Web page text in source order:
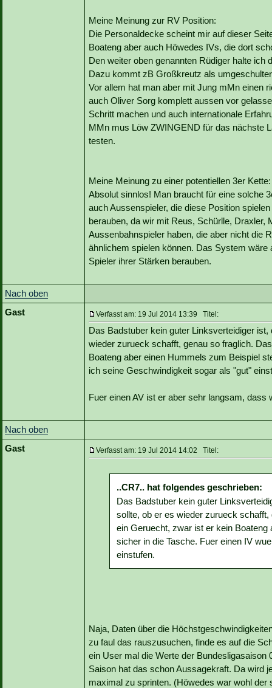
Meine Meinung zur RV Position:
Die Personaldecke scheint mir auf dieser
Boateng aber auch Höwedes IVs, die dort
Den weiter oben genannten Rüdiger halte ich
Dazu kommt zB Großkreutz als
Vor allem hat man aber mit Jung mMn einen
auch Oliver Sorg komplett aussen vor
Schritt machen und auch internationale
MMn mus Löw ZWINGEND für das nächste
testen.
Meine Meinung zu einer potentiellen 3er Kette:
Absolut sinnlos! Man braucht für eine solche
auch Aussenspieler, die diese Position
berauben, da wir mit Reus, Schürlle, Draxler,
Aussenbahnspieler haben, die aber nicht die
ähnlichem spielen können. Das System
Spieler ihrer Stärken berauben.
Nach oben
Gast
Verfasst am: 19 Jul 2014 13:39 Titel:
Das Badstuber kein guter Linksverteidiger
wieder zurueck schafft, genau so fraglich.
Boateng aber einen Hummels zum Beispiel
ich seine Geschwindigkeit sogar als "gut"
Fuer einen AV ist er aber sehr langsam, dass
Nach oben
Gast
Verfasst am: 19 Jul 2014 14:02 Titel:
..CR7.. hat folgendes geschrieben:
Das Badstuber kein guter
sollte, ob er es wieder zurueck
ein Geruecht, zwar ist er kein
sicher in die Tasche. Fuer einen IV
einstufen.
Naja, Daten über die
zu faul das rauszusuchen, finde es auf die
ein User mal die Werte der Bundesligasaison
Saison hat das schon Aussagekraft. Da wird
maximal zu sprinten. (Höwedes war wohl